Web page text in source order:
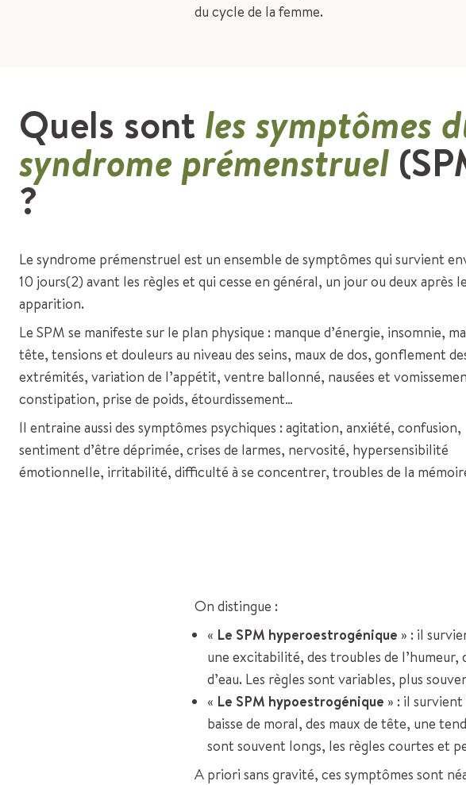
du cycle de la femme.
Quels sont les symptômes
syndrome prémenstruel
?
Le syndrome prémenstruel est un ensemble de symptômes qui survient
10 jours(2) avant les règles et qui cesse en général, un jour ou deux après
apparition.
Le SPM se manifeste sur le plan physique : manque d’énergie, insomnie,
tête, tensions et douleurs au niveau des seins, maux de dos, gonflement
extrémités, variation de l’appétit, ventre ballonné, nausées et
constipation, prise de poids, étourdissement…
Il entraine aussi des symptômes psychiques : agitation, anxiété, confusion,
sentiment d’être déprimée, crises de larmes, nervosité, hypersensibilité
émotionnelle, irritabilité, difficulté à se concentrer, troubles de la
On distingue :
« Le SPM hyperoestrogénique » : il
une excitabilité, des troubles de
d’eau. Les règles sont variables, plus
« Le SPM hypoestrogénique » : il
baisse de moral, des maux de tête, une
sont souvent longs, les règles courtes et
A priori sans gravité, ces symptômes sont